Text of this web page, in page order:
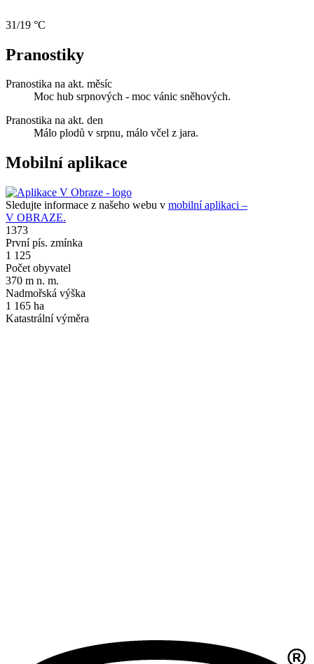
31/19 °C
Pranostiky
Pranostika na akt. měsíc
Moc hub srpnových - moc vánic sněhových.
Pranostika na akt. den
Málo plodů v srpnu, málo včel z jara.
Mobilní aplikace
Sledujte informace z našeho webu v mobilní aplikaci –
V OBRAZE.
1373
První pís. zmínka
1 125
Počet obyvatel
370 m n. m.
Nadmořská výška
1 165 ha
Katastrální výměra